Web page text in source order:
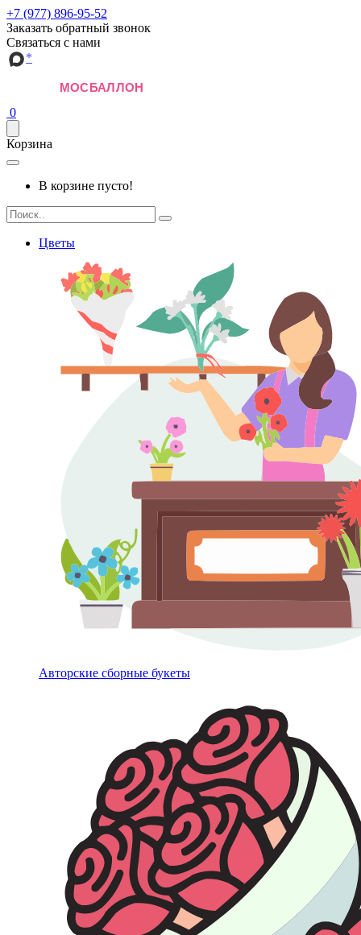
+7 (977) 896-95-52
Заказать обратный звонок
Связаться с нами
*
0
Корзина
В корзине пусто!
Цветы
Авторские сборные букеты